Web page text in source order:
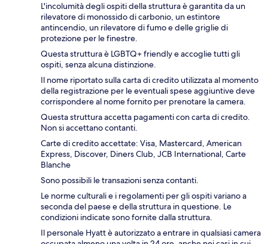
L'incolumità degli ospiti della struttura è garantita da un
rilevatore di monossido di carbonio, un estintore
antincendio, un rilevatore di fumo e delle griglie di
protezione per le finestre.
Questa struttura è LGBTQ+ friendly e accoglie tutti gli
ospiti, senza alcuna distinzione.
Il nome riportato sulla carta di credito utilizzata al momento
della registrazione per le eventuali spese aggiuntive deve
corrispondere al nome fornito per prenotare la camera.
Questa struttura accetta pagamenti con carta di credito.
Non si accettano contanti.
Carte di credito accettate: Visa, Mastercard, American
Express, Discover, Diners Club, JCB International, Carte
Blanche
Sono possibili le transazioni senza contanti.
Le norme culturali e i regolamenti per gli ospiti variano a
seconda del paese e della struttura in questione. Le
condizioni indicate sono fornite dalla struttura.
Il personale Hyatt è autorizzato a entrare in qualsiasi camera